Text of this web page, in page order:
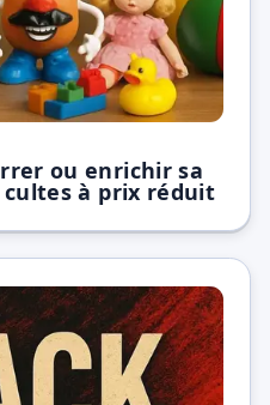
ou enrichir sa
à prix réduit